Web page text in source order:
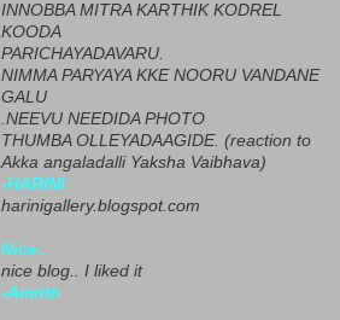
INNOBBA MITRA KARTHIK KODREL
KOODA
PARICHAYADAVARU.
NIMMA PARYAYA KKE NOORU VANDANE
GALU
.NEEVU NEEDIDA PHOTO
THUMBA OLLEYADAAGIDE. (reaction to
Akka angaladalli Yaksha Vaibhava)
-HARINI
harinigallery.blogspot.com
Nice..
nice blog.. I liked it
-Amrith